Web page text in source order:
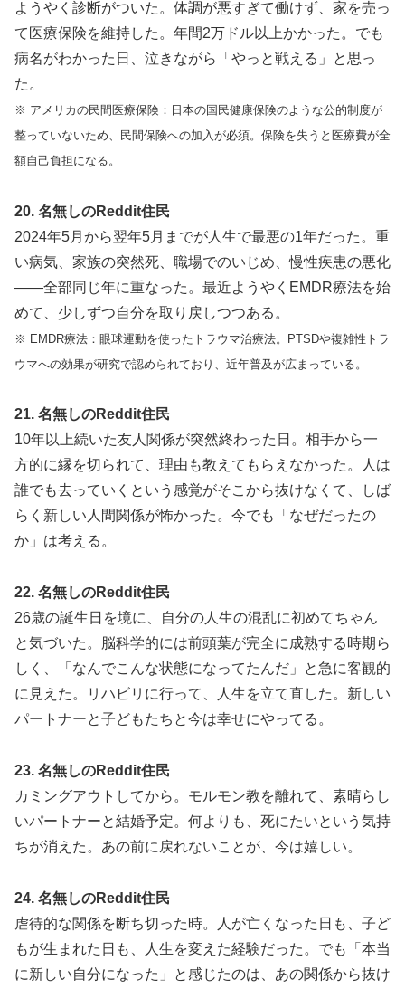
ようやく診断がついた。体調が悪すぎて働けず、家を売っ
て医療保険を維持した。年間2万ドル以上かかった。でも
病名がわかった日、泣きながら「やっと戦える」と思っ
た。
※ アメリカの民間医療保険：日本の国民健康保険のような公的制度が
整っていないため、民間保険への加入が必須。保険を失うと医療費が全
額自己負担になる。
20. 名無しのReddit住民
2024年5月から翌年5月までが人生で最悪の1年だった。重
い病気、家族の突然死、職場でのいじめ、慢性疾患の悪化
——全部同じ年に重なった。最近ようやくEMDR療法を始
めて、少しずつ自分を取り戻しつつある。
※ EMDR療法：眼球運動を使ったトラウマ治療法。PTSDや複雑性トラ
ウマへの効果が研究で認められており、近年普及が広まっている。
21. 名無しのReddit住民
10年以上続いた友人関係が突然終わった日。相手から一
方的に縁を切られて、理由も教えてもらえなかった。人は
誰でも去っていくという感覚がそこから抜けなくて、しば
らく新しい人間関係が怖かった。今でも「なぜだったの
か」は考える。
22. 名無しのReddit住民
26歳の誕生日を境に、自分の人生の混乱に初めてちゃん
と気づいた。脳科学的には前頭葉が完全に成熟する時期ら
しく、「なんでこんな状態になってたんだ」と急に客観的
に見えた。リハビリに行って、人生を立て直した。新しい
パートナーと子どもたちと今は幸せにやってる。
23. 名無しのReddit住民
カミングアウトしてから。モルモン教を離れて、素晴らし
いパートナーと結婚予定。何よりも、死にたいという気持
ちが消えた。あの前に戻れないことが、今は嬉しい。
24. 名無しのReddit住民
虐待的な関係を断ち切った時。人が亡くなった日も、子ど
もが生まれた日も、人生を変えた経験だった。でも「本当
に新しい自分になった」と感じたのは、あの関係から抜け